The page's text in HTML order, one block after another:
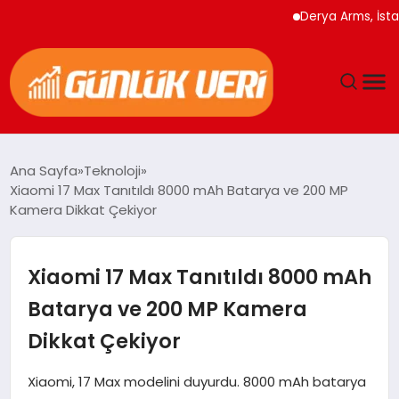
Derya Arms,
GÜNDEM
EKONOMI
GENEL
Ana Sayfa Teknoloji
Xiaomi 17 Max Tanıtıldı 8000 mAh Batarya ve 200 MP
Kamera Dikkat Çekiyor
Xiaomi 17 Max Tanıtıldı 8000 mAh
Batarya ve 200 MP Kamera
Dikkat Çekiyor
Xiaomi, 17 Max modelini duyurdu. 8000 mAh batarya